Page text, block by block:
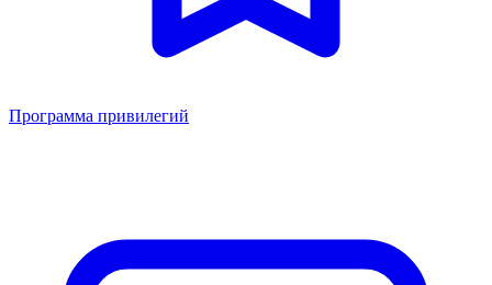
Программа привилегий